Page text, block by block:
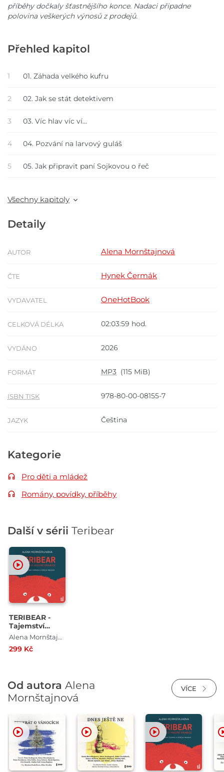
příběhy dočkaly šťastnějšího konce. Nadaci připadne
polovina veškerých výnosů z prodejů.
Přehled kapitol
1 01. Záhada velkého kufru
2 02. Jak se stát detektivem
3 03. Víc hlav víc ví...
4 04. Pozvání na larvový guláš
5 05. Jak připravit paní Sojkovou o řeč
Všechny kapitoly
Detaily
AUTOR Alena Mornštajnová
ČTE Hynek Čermák
VYDAVATEL OneHotBook
CELKOVÁ DÉLKA 02:03:59 hod.
VYDÁNO 2026
FORMÁT MP3 (115 MiB)
ISBN TISK 978-80-00-08155-7
JAZYK Čeština
Kategorie
Pro děti a mládež
Romány, povídky, příběhy
Další v sérii Teribear
TERIBEAR -
Tajemství
modré krabiceAlena Mornštajnová
299 Kč
Od autora Alena
Mornštajnová
VÍCE